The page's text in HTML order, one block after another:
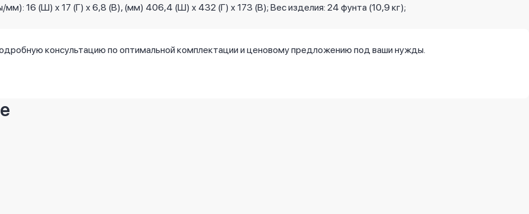
16 (Ш) x 17 (Г) x 6,8 (В), (мм) 406,4 (Ш) x 432 (Г) x 173 (В); Вес изделия: 24 фунта (10,9 кг);
консультацию по оптимальной комплектации и ценовому предложению под ваши нужды.